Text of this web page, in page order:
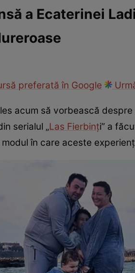
a Ecaterinei
preferată în Google
acum să vorbească
serialul „Las Fierbinți” a
în care aceste